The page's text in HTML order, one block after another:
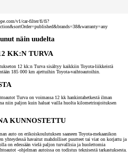
v1/car-filter/fi/fi?
näin uudelta
KK:N TURVA
12 kk:n Turva sisältyy kaikkiin Toyota-liikkeistä
185 000 km ajettuihin Toyota-vaihtoautoihin.
Turva on voimassa 12 kk hankintahetkestä ilman
niin paljon kuin haluat vailla huolta kilometrirajoituksen
KUNNOSTETTU
auto on erikoiskoulutuksen saaneen Toyota-mekaanikon
yhteydessä havaitut mahdolliset puutteet tai viat on korjattu ja
on edessään vielä paljon turvallisia ja huolettomia
-ohjelman autoissa on todistus teknisestä tarkastuksesta.